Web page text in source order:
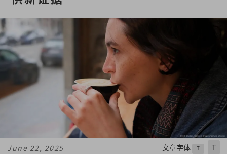
June 22, 2025 文章字体 T T